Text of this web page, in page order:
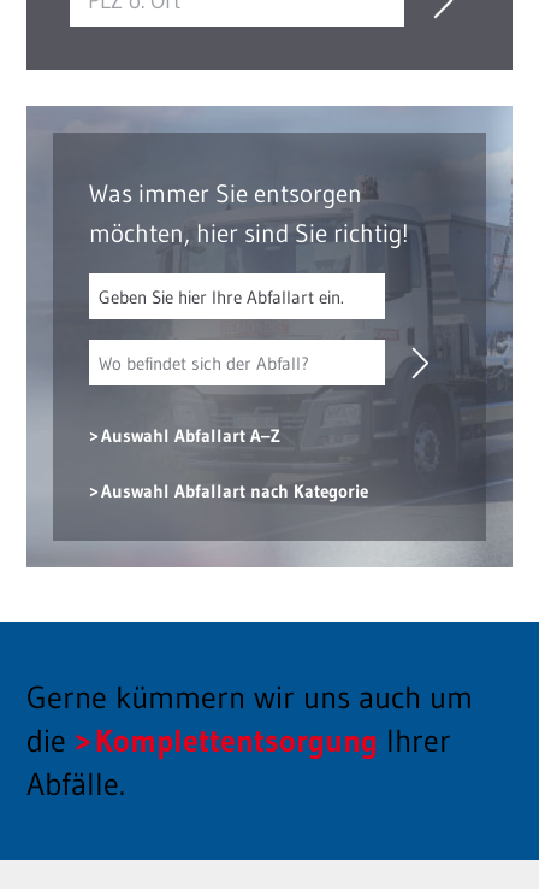
Was immer Sie entsorgen
möchten, hier sind Sie richtig!
Auswahl Abfallart A–Z
Auswahl Abfallart nach Kategorie
Gerne kümmern wir uns auch um
die
Komplettentsorgung Ihrer
Abfälle.